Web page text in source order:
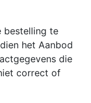
bestelling te
het Aanbod
die
correct of